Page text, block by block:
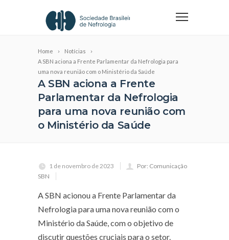
Home
Notícias
A SBN aciona a Frente Parlamentar da Nefrologia para
uma nova reunião com o Ministério da Saúde
A SBN aciona a Frente
Parlamentar da Nefrologia
para uma nova reunião com
o Ministério da Saúde
1 de novembro de 2023
Por: Comunicação
SBN
A SBN acionou a Frente Parlamentar da
Nefrologia para uma nova reunião com o
Ministério da Saúde, com o objetivo de
discutir questões cruciais para o setor.